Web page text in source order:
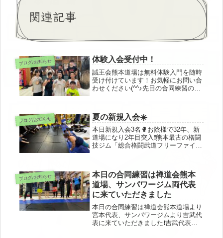
関連記事
ブログ/お知らせ 体験入会受付中！
誠王会熊本道場は無料体験入門を随時
受け付けています！お気軽にお問い合
わせください(^^♪先日の合同練習の風
屋さんです🐡体験は毎週火曜・木曜日
20：30～22：00の合同練習...
ブログ/お知らせ 夏の新規入会☀️
本日新規入会3名🥊お陰様で32年、新
道場になり2年目突入❗️熊本最古の格闘
技ジム「総合格闘武道フリーファイト
ブログ/お知らせ
本日の合同練習は禅道会熊本
道場、サンパワージム両代表
に来ていただきました
本日の合同練習は禅道会熊本道場より
宮本代表、サンパワージムより吉武代
表に来ていただきました❗️吉武代表よ